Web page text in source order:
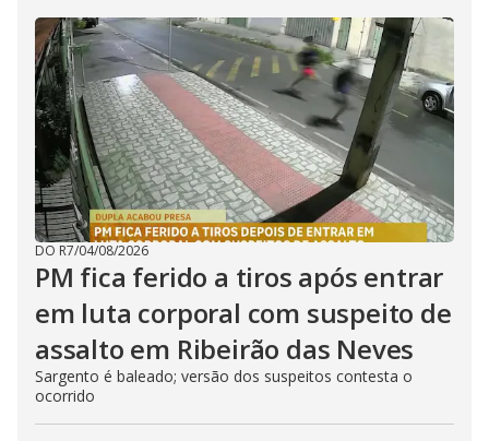
DO R7/04/08/2026
PM fica ferido a tiros após entrar
em luta corporal com suspeito de
assalto em Ribeirão das Neves
Sargento é baleado; versão dos suspeitos contesta o
ocorrido